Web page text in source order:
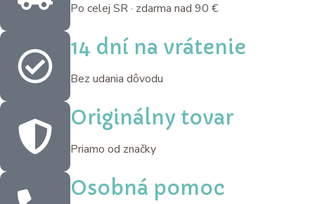
Po celej SR · zdarma nad 90 €
14 dní na vrátenie
Bez udania dôvodu
Originálny tovar
Priamo od značky
Osobná pomoc